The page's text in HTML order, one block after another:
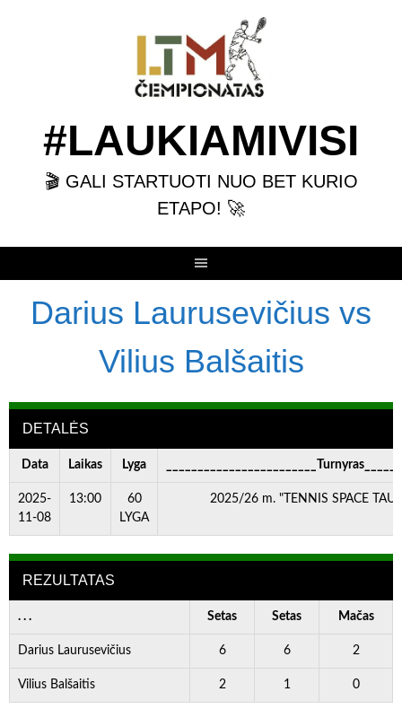
#LAUKIAMIVISI
🎬 GALI STARTUOTI NUO BET KURIO
ETAPO! 🚀
Darius Laurusevičius vs
Vilius Balšaitis
DETALĖS
Data Laikas Lyga
2025-
11-08
13:00
60
LYGA
2025/26 m. "TENNIS SPACE
REZULTATAS
. . . Setas Setas Mačas
Darius Laurusevičius 6 6 2
Vilius Balšaitis 2 1 0